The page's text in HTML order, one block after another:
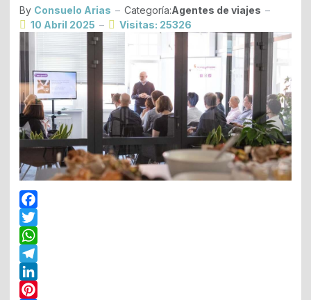
By Consuelo Arias Categoría:Agentes de viajes
10 Abril 2025
Visitas: 25326
Facebook
Twitter
WhatsApp
Telegram
LinkedIn